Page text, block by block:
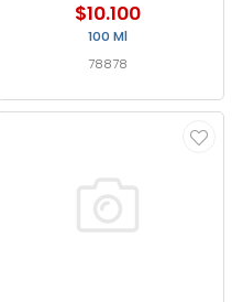
$10.100
100 Ml
78878